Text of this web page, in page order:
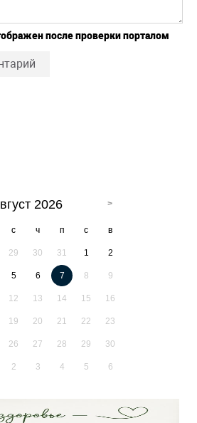
после проверки порталом
2026
с ч п с в
29 30 31 1 2
5 6 7 8 9
12 13 14 15 16
19 20 21 22 23
26 27 28 29 30
2 3 4 5 6